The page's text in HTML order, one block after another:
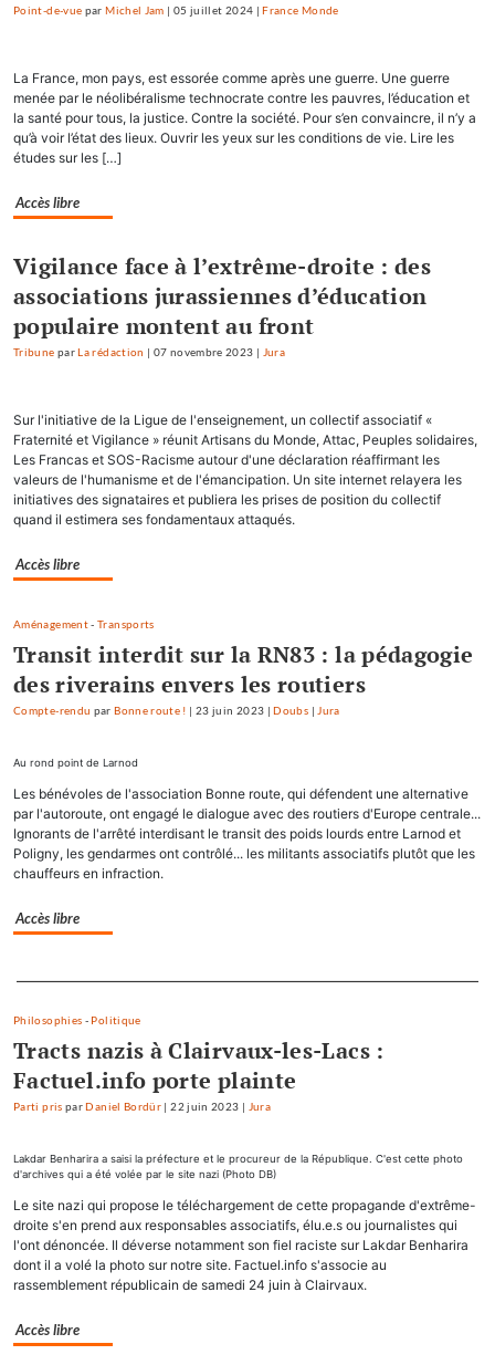
Point-de-vue parMichel Jam | 05 juillet 2024 |France Monde
La France, mon pays, est essorée comme après une guerre. Une guerre
menée par le néolibéralisme technocrate contre les pauvres, l’éducation et
la santé pour tous, la justice. Contre la société. Pour s’en convaincre, il n’y a
qu’à voir l’état des lieux. Ouvrir les yeux sur les conditions de vie. Lire les
études sur les […]
Accès libre
Vigilance face à l’extrême-droite : des
associations jurassiennes d’éducation
populaire montent au front
Tribune parLa rédaction | 07 novembre 2023 | Jura
Sur l'initiative de la Ligue de l'enseignement, un collectif associatif «
Fraternité et Vigilance » réunit Artisans du Monde, Attac, Peuples solidaires,
Les Francas et SOS-Racisme autour d'une déclaration réaffirmant les
valeurs de l'humanisme et de l'émancipation. Un site internet relayera les
initiatives des signataires et publiera les prises de position du collectif
quand il estimera ses fondamentaux attaqués.
Accès libre
Aménagement-Transports
Transit interdit sur la RN83 : la pédagogie
des riverains envers les routiers
Compte-rendu parBonne route ! | 23 juin 2023 |Doubs | Jura
Au rond point de Larnod
Les bénévoles de l'association Bonne route, qui défendent une alternative
par l'autoroute, ont engagé le dialogue avec des routiers d'Europe centrale...
Ignorants de l'arrêté interdisant le transit des poids lourds entre Larnod et
Poligny, les gendarmes ont contrôlé... les militants associatifs plutôt que les
chauffeurs en infraction.
Accès libre
Philosophies - Politique
Tracts nazis à Clairvaux-les-Lacs :
Factuel.info porte plainte
Parti pris parDaniel Bordür |22 juin 2023 | Jura
Lakdar Benharira a saisi la préfecture et le procureur de la République. C'est cette photo
d'archives qui a été volée par le site nazi (Photo DB)
Le site nazi qui propose le téléchargement de cette propagande d'extrême-
droite s'en prend aux responsables associatifs, élu.e.s ou journalistes qui
l'ont dénoncée. Il déverse notamment son fiel raciste sur Lakdar Benharira
dont il a volé la photo sur notre site. Factuel.info s'associe au
rassemblement républicain de samedi 24 juin à Clairvaux.
Accès libre